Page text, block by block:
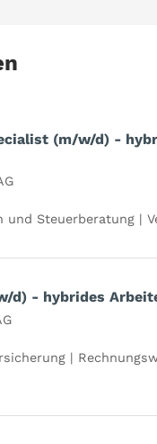
(m/w/d) -
und Steuerberatung |
d) - hybrides
|